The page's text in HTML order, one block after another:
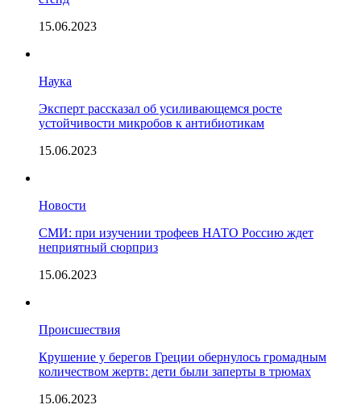
15.06.2023
Наука
Эксперт рассказал об усиливающемся росте
устойчивости микробов к антибиотикам
15.06.2023
Новости
СМИ: при изучении трофеев НАТО Россию ждет
неприятный сюрприз
15.06.2023
Происшествия
Крушение у берегов Греции обернулось громадным
количеством жертв: дети были заперты в трюмах
15.06.2023